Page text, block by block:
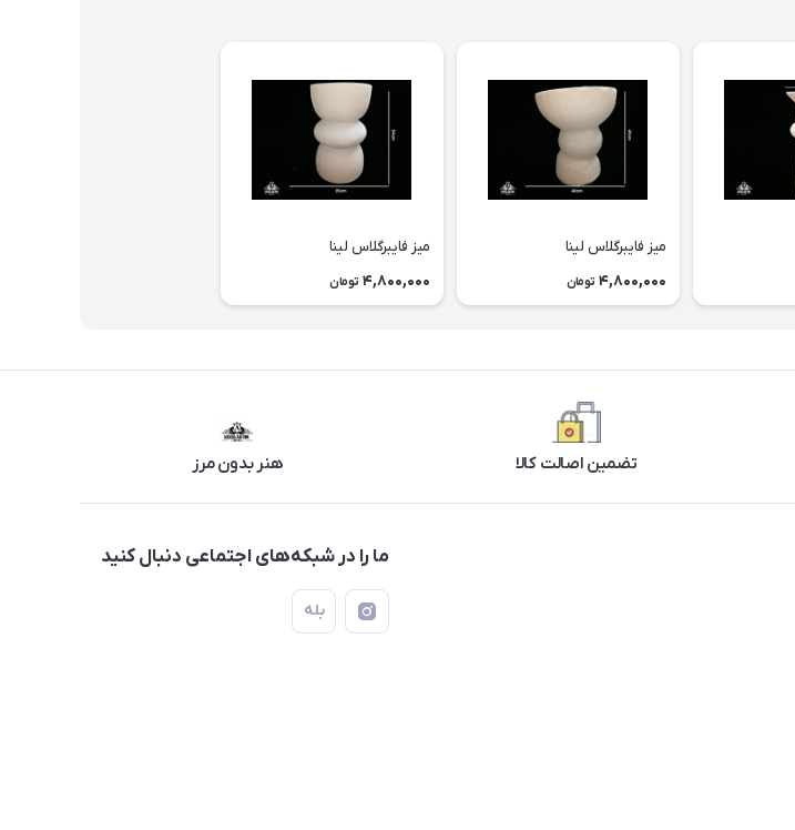
میز فایبرگلاس لینا
4,800,000 تومان
میز فایبرگلاس لینا
4,800,000 تومان
تضمین اصالت کالا هنر بدون مرز
ما را در شبکه‌های اجتماعی دنبال کنید
بله